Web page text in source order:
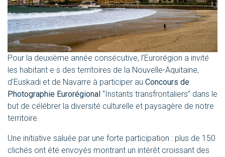
Pour la deuxième année consécutive, l’Eurorégion a invité
les habitant·e·s des territoires de la Nouvelle-Aquitaine,
d’Euskadi et de Navarre à participer au Concours de
Photographie Eurorégional “Instants transfrontaliers” dans le
but de célébrer la diversité culturelle et paysagère de notre
territoire.
Une initiative saluée par une forte participation : plus de 150
clichés ont été envoyés montrant un intérêt croissant des